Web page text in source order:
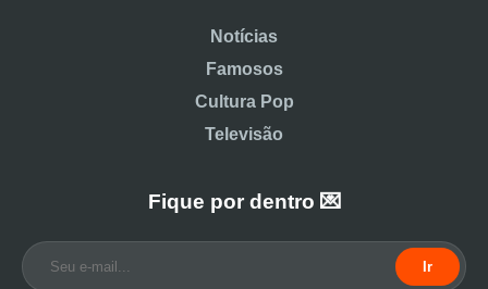
Notícias
Famosos
Cultura Pop
Televisão
Fique por dentro 💌
Ir